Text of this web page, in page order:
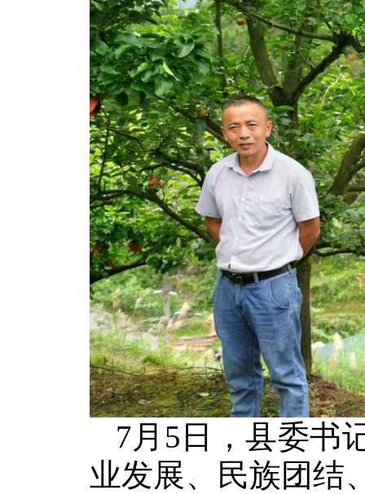
7月5日，县委书
业发展、民族团结